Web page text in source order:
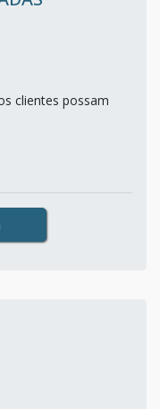
clientes possam